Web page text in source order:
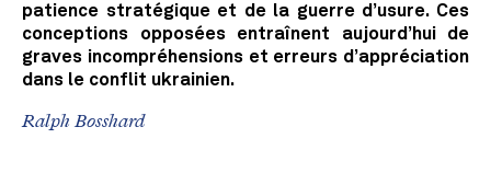
patience stratégique et de la guerre d’usure. Ces
conceptions opposées entraînent aujourd’hui de
graves incompréhensions et erreurs d’appréciation
dans le conflit ukrainien.
Ralph Bosshard